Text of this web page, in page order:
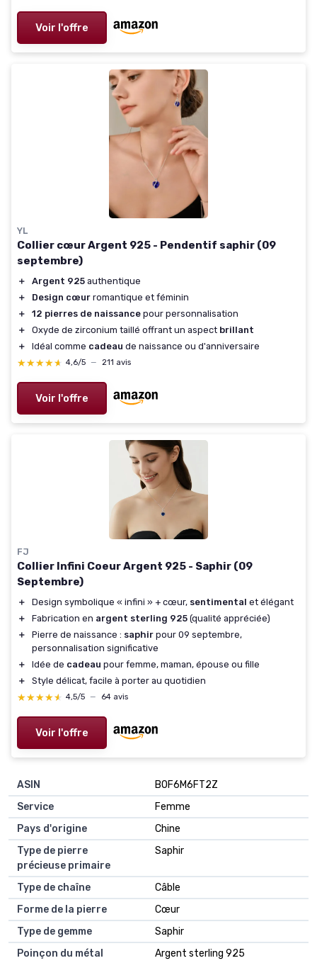
Voir l'offre
YL
Collier cœur Argent 925 - Pendentif saphir (09
septembre)
＋ Argent 925 authentique
＋
Design cœur romantique et féminin
＋
12 pierres de naissance pour personnalisation
＋
Oxyde de zirconium taillé offrant un aspect brillant
＋
Idéal comme cadeau de naissance ou d'anniversaire
★★★★★
★★★★★ 4,6/5 — 211 avis
Voir l'offre
FJ
Collier Infini Coeur Argent 925 - Saphir (09
Septembre)
＋ Design symbolique « infini » + cœur, sentimental et élégant
＋
Fabrication en argent sterling 925 (qualité appréciée)
＋
Pierre de naissance : saphir pour 09 septembre,
personnalisation significative
＋
Idée de cadeau pour femme, maman, épouse ou fille
＋
Style délicat, facile à porter au quotidien
★★★★★
★★★★★ 4,5/5 — 64 avis
Voir l'offre
ASIN
B0F6M6FT2Z
Service
Femme
Pays d'origine
Chine
Type de pierre
précieuse primaire
Saphir
Type de chaîne
Câble
Forme de la pierre
Cœur
Type de gemme
Saphir
Poinçon du métal
Argent sterling 925